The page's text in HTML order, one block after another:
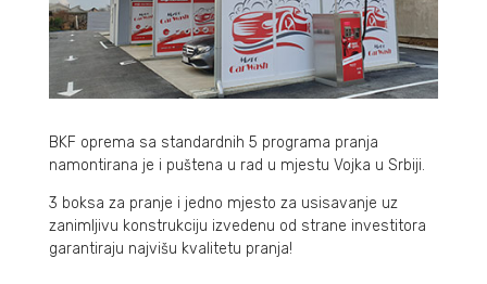
BKF oprema sa standardnih 5 programa pranja
namontirana je i puštena u rad u mjestu Vojka u Srbiji.
3 boksa za pranje i jedno mjesto za usisavanje uz
zanimljivu konstrukciju izvedenu od strane investitora
garantiraju najvišu kvalitetu pranja!